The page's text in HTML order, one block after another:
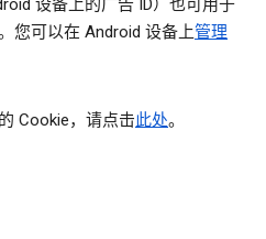
设备上的广告 ID）也可用于
您可以在 Android 设备上管理
Cookie，请点击此处。